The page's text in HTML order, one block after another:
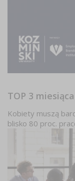
TOP 3 miesiąca
Kobiety muszą
blisko 80 proc.